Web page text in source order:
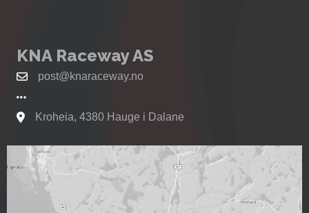
KNA Raceway AS
post@knaraceway.no
Se kart til Motorcenter Norway i Sokndal
Kroheia, 4380 Hauge i Dalane